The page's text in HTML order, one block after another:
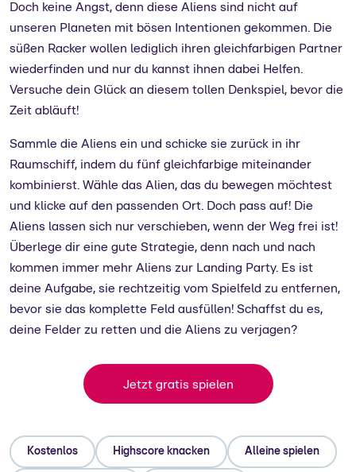
Doch keine Angst, denn diese Aliens sind nicht auf
unseren Planeten mit bösen Intentionen gekommen. Die
süßen Racker wollen lediglich ihren gleichfarbigen Partner
wiederfinden und nur du kannst ihnen dabei Helfen.
Versuche dein Glück an diesem tollen Denkspiel, bevor die
Zeit abläuft!
Sammle die Aliens ein und schicke sie zurück in ihr
Raumschiff, indem du fünf gleichfarbige miteinander
kombinierst. Wähle das Alien, das du bewegen möchtest
und klicke auf den passenden Ort. Doch pass auf! Die
Aliens lassen sich nur verschieben, wenn der Weg frei ist!
Überlege dir eine gute Strategie, denn nach und nach
kommen immer mehr Aliens zur Landing Party. Es ist
deine Aufgabe, sie rechtzeitig vom Spielfeld zu entfernen,
bevor sie das komplette Feld ausfüllen! Schaffst du es,
deine Felder zu retten und die Aliens zu verjagen?
Jetzt gratis spielen
Kostenlos Highscore knacken Alleine spielen